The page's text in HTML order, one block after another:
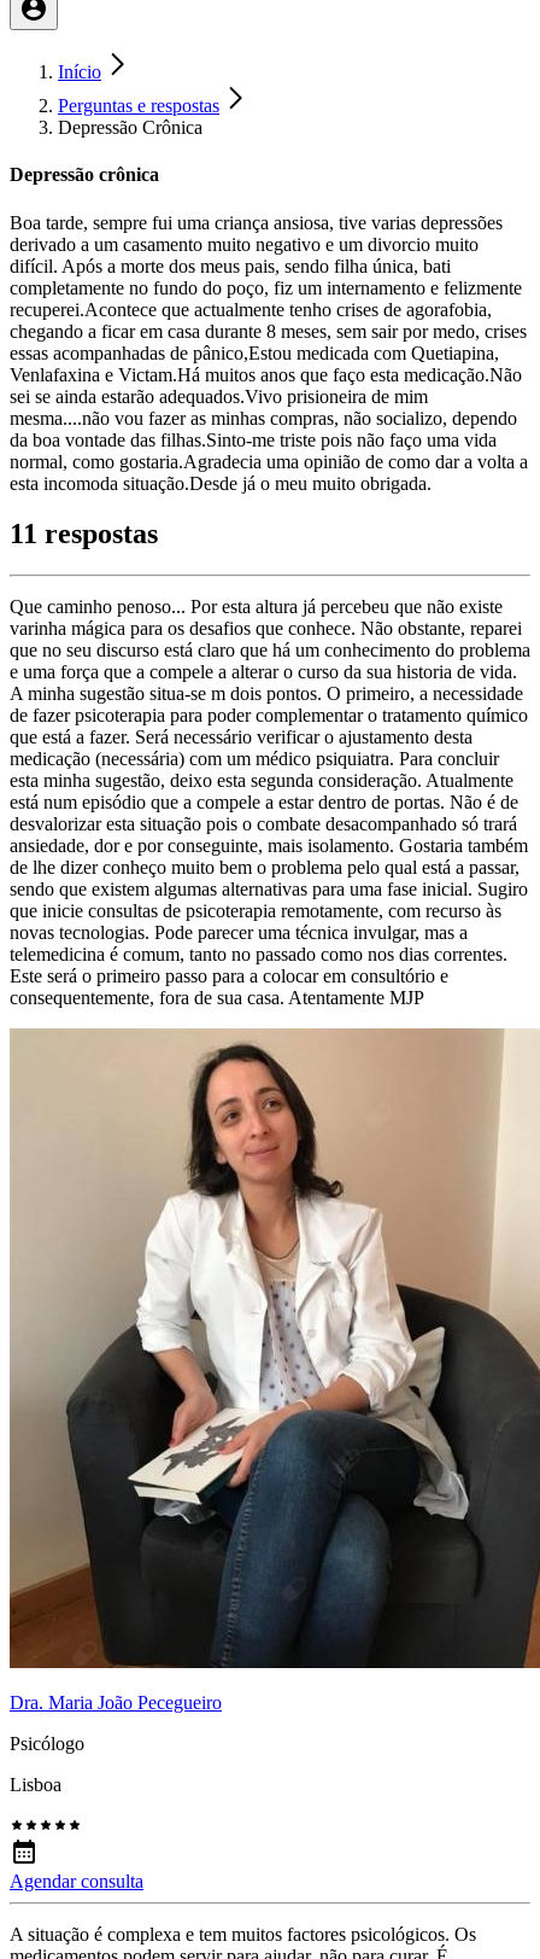
Início
Perguntas e respostas
Depressão Crônica
Depressão crônica
Boa tarde, sempre fui uma criança ansiosa, tive varias depressões
derivado a um casamento muito negativo e um divorcio muito
difícil. Após a morte dos meus pais, sendo filha única, bati
completamente no fundo do poço, fiz um internamento e felizmente
recuperei.Acontece que actualmente tenho crises de agorafobia,
chegando a ficar em casa durante 8 meses, sem sair por medo, crises
essas acompanhadas de pânico,Estou medicada com Quetiapina,
Venlafaxina e Victam.Há muitos anos que faço esta medicação.Não
sei se ainda estarão adequados.Vivo prisioneira de mim
mesma....não vou fazer as minhas compras, não socializo, dependo
da boa vontade das filhas.Sinto-me triste pois não faço uma vida
normal, como gostaria.Agradecia uma opinião de como dar a volta a
esta incomoda situação.Desde já o meu muito obrigada.
11 respostas
Que caminho penoso... Por esta altura já percebeu que não existe
varinha mágica para os desafios que conhece. Não obstante, reparei
que no seu discurso está claro que há um conhecimento do problema
e uma força que a compele a alterar o curso da sua historia de vida.
A minha sugestão situa-se m dois pontos. O primeiro, a necessidade
de fazer psicoterapia para poder complementar o tratamento químico
que está a fazer. Será necessário verificar o ajustamento desta
medicação (necessária) com um médico psiquiatra. Para concluir
esta minha sugestão, deixo esta segunda consideração. Atualmente
está num episódio que a compele a estar dentro de portas. Não é de
desvalorizar esta situação pois o combate desacompanhado só trará
ansiedade, dor e por conseguinte, mais isolamento. Gostaria também
de lhe dizer conheço muito bem o problema pelo qual está a passar,
sendo que existem algumas alternativas para uma fase inicial. Sugiro
que inicie consultas de psicoterapia remotamente, com recurso às
novas tecnologias. Pode parecer uma técnica invulgar, mas a
telemedicina é comum, tanto no passado como nos dias correntes.
Este será o primeiro passo para a colocar em consultório e
consequentemente, fora de sua casa. Atentamente MJP
Dra. Maria João Pecegueiro
Psicólogo
Lisboa
Agendar consulta
A situação é complexa e tem muitos factores psicológicos. Os